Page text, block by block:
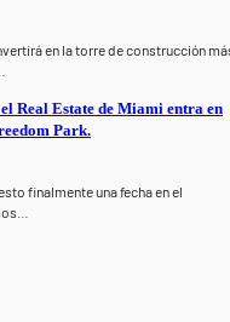
en la torre de construcción
Real Estate de Miami entra en
Park.
finalmente una fecha en el